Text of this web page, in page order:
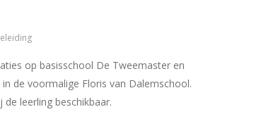
op basisschool De Tweemaster en
de voormalige Floris van Dalemschool.
leerling beschikbaar.